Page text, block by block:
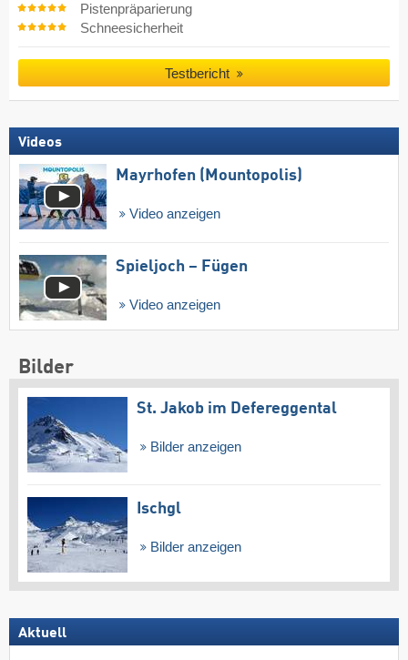
Pistenpräparierung
Schneesicherheit
Testbericht
Videos
Mayrhofen (Mountopolis)
Video anzeigen
Spieljoch – Fügen
Video anzeigen
Bilder
St. Jakob im Defereggental
Bilder anzeigen
Ischgl
Bilder anzeigen
Aktuell